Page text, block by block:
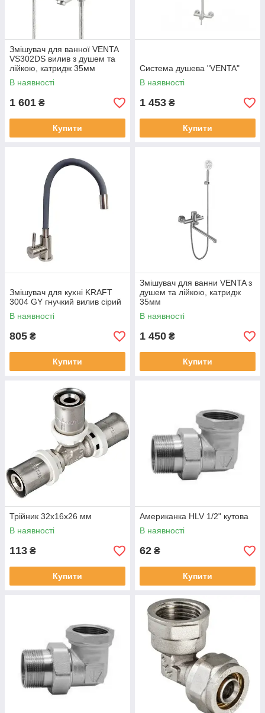
Змішувач для ванної VENTA
VS302DS вилив з душем та
лійкою, катридж 35мм
В наявності
1 601 ₴
Купити
Система душева "VENTA"
В наявності
1 453 ₴
Купити
Змішувач для кухні KRAFT
3004 GY гнучкий вилив сірий
В наявності
805 ₴
Купити
Змішувач для ванни VENTA з
душем та лійкою, катридж
35мм
В наявності
1 450 ₴
Купити
Трійник 32х16х26 мм
В наявності
113 ₴
Купити
Американка HLV 1/2" кутова
В наявності
62 ₴
Купити